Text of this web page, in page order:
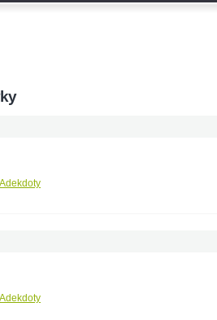
Adekdoty
Adekdoty